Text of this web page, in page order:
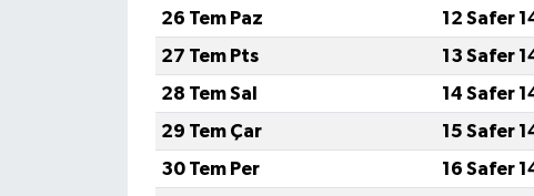
26 Tem Paz
12 Safer
27 Tem Pts
13 Safer
28 Tem Sal
14 Safer
29 Tem Çar
15 Safer
30 Tem Per
16 Safer